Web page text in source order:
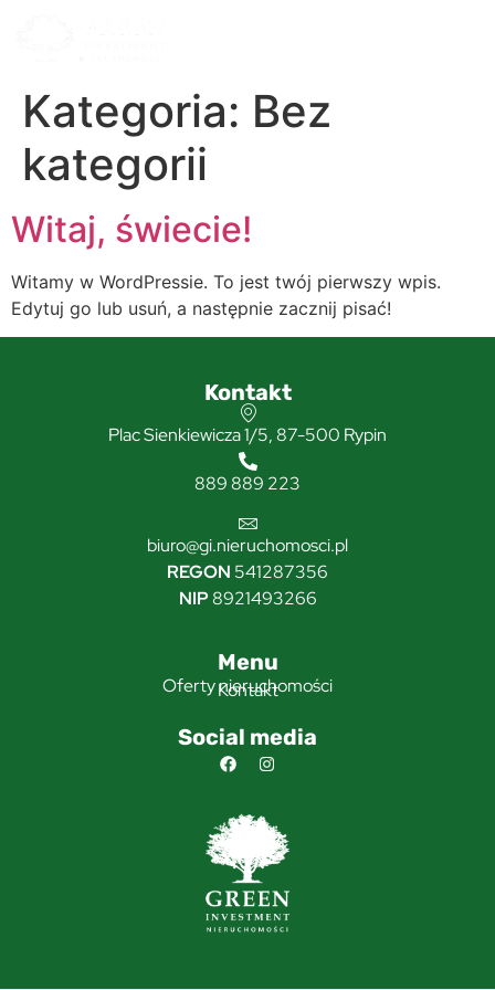
Kategoria: Bez
kategorii
Witaj, świecie!
Witamy w WordPressie. To jest twój pierwszy wpis.
Edytuj go lub usuń, a następnie zacznij pisać!
Kontakt
Plac Sienkiewicza 1/5, 87-500 Rypin
889 889 223
biuro@gi.nieruchomosci.pl
REGON 541287356
NIP8921493266
Menu
Oferty nieruchomości
Kontakt
Social media